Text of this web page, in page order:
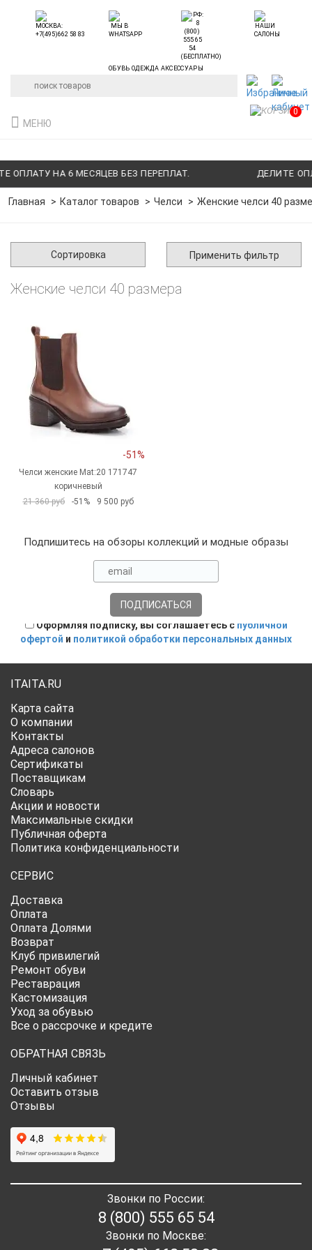
ОПЛАТУ НА 6 МЕСЯЦЕВ БЕЗ ПЕРЕПЛАТ. ДЕЛИТЕ
ОБУВЬ ОДЕЖДА АКСЕССУАРЫ
МЕНЮ
0
Главная Каталог товаров Челси Женские челси 40
Сортировка Применить фильтр
Женские челси 40 размера
-51%
Челси женские Mat:20 171747
коричневый
21 360 руб
-51% 9 500 руб
Подпишитесь на обзоры коллекций и модные образы
Оформляя подписку, вы соглашаетесь с публичной
офертой и политикой обработки персональных данных
ITAITA.RU
Карта сайта
О компании
Контакты
Адреса салонов
Сертификаты
Поставщикам
Словарь
Акции и новости
Максимальные скидки
Публичная оферта
Политика конфиденциальности
СЕРВИС
Доставка
Оплата
Оплата Долями
Возврат
Клуб привилегий
Ремонт обуви
Реставрация
Кастомизация
Уход за обувью
Все о рассрочке и кредите
ОБРАТНАЯ СВЯЗЬ
Личный кабинет
Оставить отзыв
Отзывы
Звонки по России:
8 (800) 555 65 54
Звонки по Москве: